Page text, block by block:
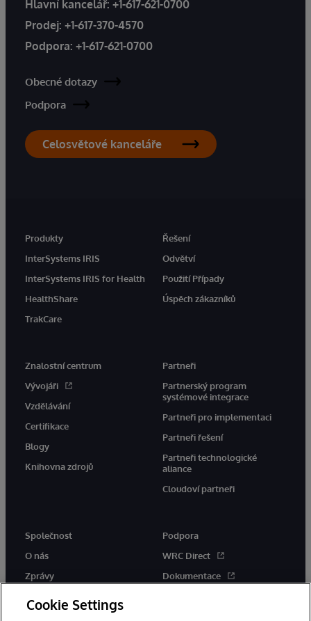
Hlavní kancelář: +1-617-621-0700
Prodej: +1-617-370-4570
Podpora: +1-617-621-0700
Obecné dotazy
Podpora
Celosvětové kanceláře
Produkty
InterSystems IRIS
InterSystems IRIS for Health
HealthShare
TrakCare
Řešení
Odvětví
Použití Případy
Úspěch zákazníků
Znalostní centrum
Vývojáři
Vzdělávání
Certifikace
Blogy
Knihovna zdrojů
Partneři
Partnerský program
systémové integrace
Partneři pro implementaci
Partneři řešení
Partneři technologické
aliance
Cloudoví partneři
Společnost
O nás
Zprávy
Podpora
WRC Direct
Dokumentace
Cookie Settings